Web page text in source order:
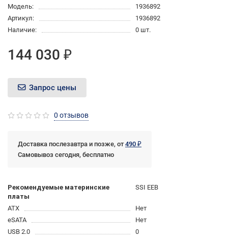
Модель:
1936892
Артикул:
1936892
Наличие:
0 шт.
144 030 ₽
Запрос цены
0 отзывов
Доставка послезавтра и позже, от490 ₽
Самовывоз сегодня, бесплатно
Рекомендуемые материнские
платы
SSI EEB
ATX
Нет
eSATA
Нет
USB 2.0
0